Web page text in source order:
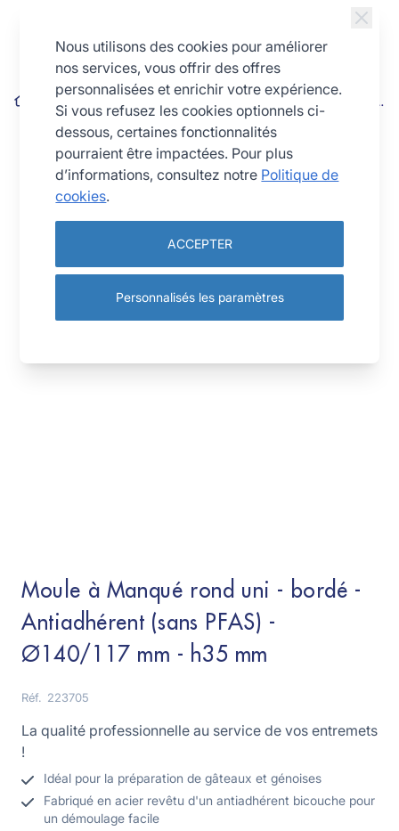
Moule à Manqué rond uni - bordé - Antiadhérent (sans PFAS)
- Ø140/117 mm - h35 mm
Moule à Manqué rond uni - bordé -
Antiadhérent (sans PFAS) -
Ø140/117 mm - h35 mm
Réf. 223705
La qualité professionnelle au service de vos entremets
!
Idéal pour la préparation de gâteaux et génoises
Fabriqué en acier revêtu d'un antiadhérent bicouche pour
un démoulage facile
Nous utilisons des cookies pour améliorer
nos services, vous offrir des offres
personnalisées et enrichir votre expérience.
Si vous refusez les cookies optionnels ci-
dessous, certaines fonctionnalités
pourraient être impactées. Pour plus
d’informations, consultez notre Politique de
cookies.
ACCEPTER
Personnalisés les paramètres